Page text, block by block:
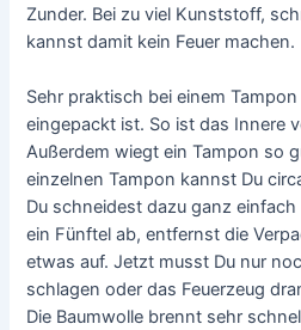
Zunder. Bei zu viel Kunststoff,
kannst damit kein Feuer machen.
Sehr praktisch bei einem
eingepackt ist. So ist das Innere
Außerdem wiegt ein Tampon so
einzelnen Tampon kannst Du
Du schneidest dazu ganz
ein Fünftel ab, entfernst die
etwas auf. Jetzt musst Du nur
schlagen oder das Feuerzeug
Die Baumwolle brennt sehr